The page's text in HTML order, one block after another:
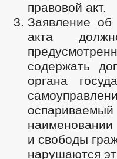
правовой акт.
Заявление об
акта
содержать
органа
наименовании
и свободы
нарушаются